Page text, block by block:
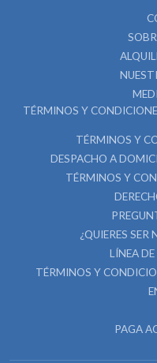
TÉRMINOS Y
TÉRMINOS Y
DESPACHO A
TÉRMINOS Y
¿QUIERES SER
LÍNEA
TÉRMINOS Y
PAGA